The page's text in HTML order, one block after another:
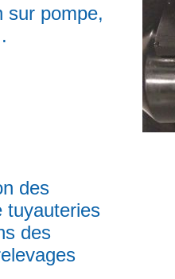
des
tuyauteries
des
sur pompe,